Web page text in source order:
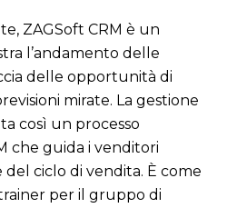
ZAGSoft CRM è un
l’andamento delle
delle opportunità di
mirate. La gestione
così un processo
che guida i venditori
del ciclo di vendita. È come
per il gruppo di